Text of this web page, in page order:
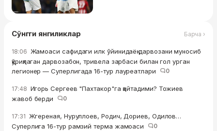
Сўнгги янгиликлар Барча ›
18:06 Жамоаси сафидаги илк ўйинидаёқ дарвозани муносиб
қўриқлаган дарвозабон, тривела зарбаси билан гол урган
легионер — Суперлигада 16-тур лауреатлари
0
17:48 Игорь Сергеев "Пахтакор"га қайтадими? Тожиев
жавоб берди
0
17:31 Жгереная, Нуруллоев, Родич, Дориев, Одилов…
Суперлига 16-тур рамзий терма жамоаси
0